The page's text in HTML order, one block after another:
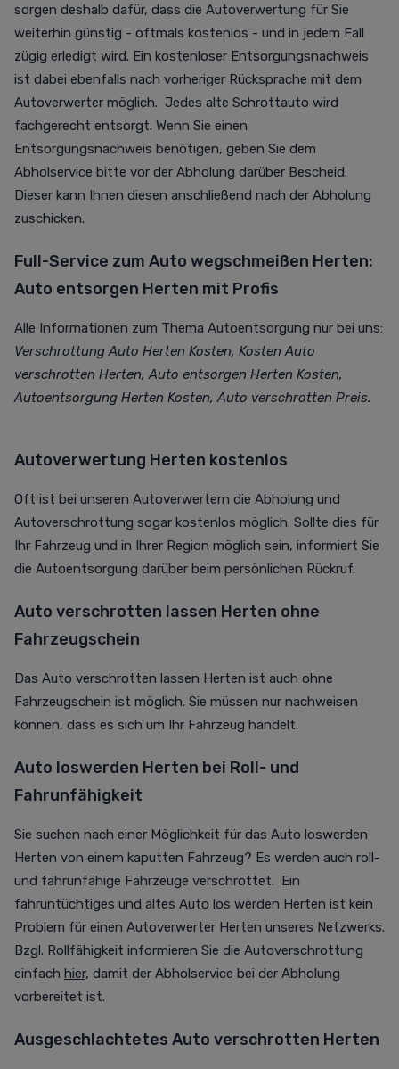
sorgen deshalb dafür, dass die Autoverwertung für Sie
weiterhin günstig - oftmals kostenlos - und in jedem Fall
zügig erledigt wird. Ein kostenloser Entsorgungsnachweis
ist dabei ebenfalls nach vorheriger Rücksprache mit dem
Autoverwerter möglich. Jedes alte Schrottauto wird
fachgerecht entsorgt. Wenn Sie einen
Entsorgungsnachweis benötigen, geben Sie dem
Abholservice bitte vor der Abholung darüber Bescheid.
Dieser kann Ihnen diesen anschließend nach der Abholung
zuschicken.
Full-Service zum Auto wegschmeißen Herten:
Auto entsorgen Herten mit Profis
Alle Informationen zum Thema Autoentsorgung nur bei uns:
Verschrottung Auto Herten Kosten, Kosten Auto
verschrotten Herten, Auto entsorgen Herten Kosten,
Autoentsorgung Herten Kosten, Auto verschrotten Preis.
Autoverwertung Herten kostenlos
Oft ist bei unseren Autoverwertern die Abholung und
Autoverschrottung sogar kostenlos möglich. Sollte dies für
Ihr Fahrzeug und in Ihrer Region möglich sein, informiert Sie
die Autoentsorgung darüber beim persönlichen Rückruf.
Auto verschrotten lassen Herten ohne
Fahrzeugschein
Das Auto verschrotten lassen Herten ist auch ohne
Fahrzeugschein ist möglich. Sie müssen nur nachweisen
können, dass es sich um Ihr Fahrzeug handelt.
Auto loswerden Herten bei Roll- und
Fahrunfähigkeit
Sie suchen nach einer Möglichkeit für das Auto loswerden
Herten von einem kaputten Fahrzeug? Es werden auch roll-
und fahrunfähige Fahrzeuge verschrottet. Ein
fahruntüchtiges und altes Auto los werden Herten ist kein
Problem für einen Autoverwerter Herten unseres Netzwerks.
Bzgl. Rollfähigkeit informieren Sie die Autoverschrottung
einfach hier, damit der Abholservice bei der Abholung
vorbereitet ist.
Ausgeschlachtetes Auto verschrotten Herten